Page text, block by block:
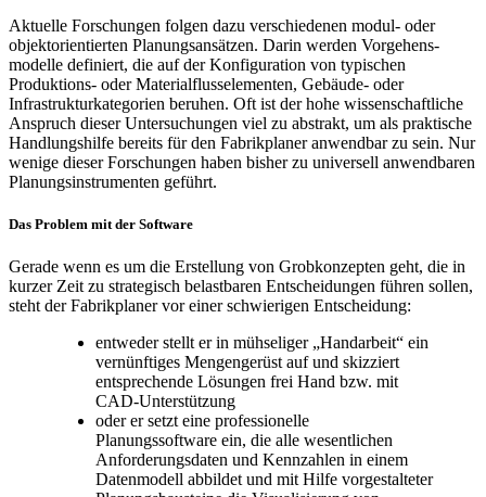
Aktuelle Forschungen folgen dazu verschiedenen modul- oder
objektorientierten Planungsansätzen. Darin werden Vorgehens-
modelle definiert, die auf der Konfiguration von typischen
Produktions- oder Materialflusselementen, Gebäude- oder
Infrastrukturkategorien beruhen. Oft ist der hohe wissenschaftliche
Anspruch dieser Untersuchungen viel zu abstrakt, um als praktische
Handlungshilfe bereits für den Fabrikplaner anwendbar zu sein. Nur
wenige dieser Forschungen haben bisher zu universell anwendbaren
Planungsinstrumenten geführt.
Das Problem mit der Software
Gerade wenn es um die Erstellung von Grobkonzepten geht, die in
kurzer Zeit zu strategisch belastbaren Entscheidungen führen sollen,
steht der Fabrikplaner vor einer schwierigen Entscheidung:
entweder stellt er in mühseliger „Handarbeit“ ein
vernünftiges Mengengerüst auf und skizziert
entsprechende Lösungen frei Hand bzw. mit
CAD-Unterstützung
oder er setzt eine professionelle
Planungssoftware ein, die alle wesentlichen
Anforderungsdaten und Kennzahlen in einem
Datenmodell abbildet und mit Hilfe vorgestalteter